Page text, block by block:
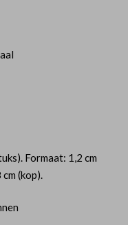
Formaat: 1,2 cm
(kop).